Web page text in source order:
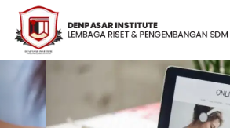
Previous